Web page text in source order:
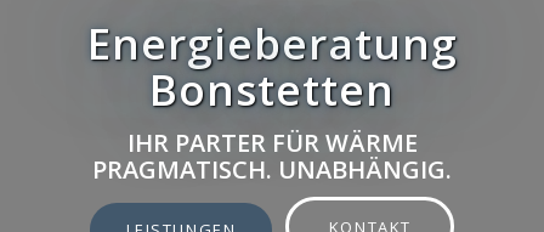
Energieberatung
Bonstetten
IHR PARTER FÜR WÄRME
PRAGMATISCH. UNABHÄNGIG.
KONTAKT